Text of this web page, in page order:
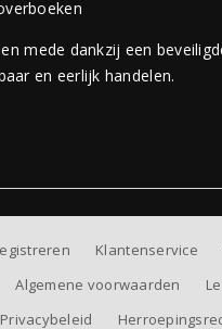
mede dankzij een
en eerlijk handelen.
Klantenservice
Algemene voorwaarden
Privacybeleid